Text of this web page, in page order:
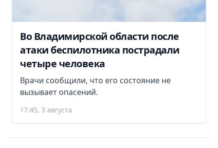
Во Владимирской области после
атаки беспилотника пострадали
четыре человека
Врачи сообщили, что его состояние не
вызывает опасений.
17:45, 3 августа